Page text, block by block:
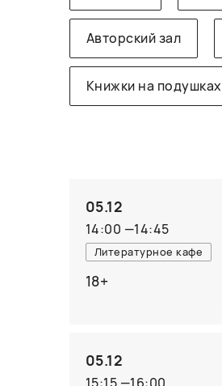
Авторский зал
Книжки на подушках
05.12
14:00 —14:45
Литературное кафе
18+
05.12
15:15 —16:00